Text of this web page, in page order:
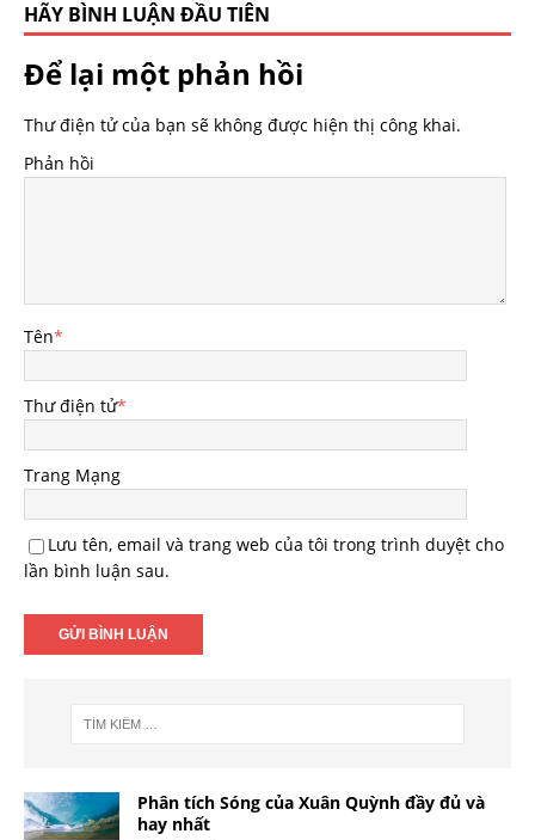
HÃY BÌNH LUẬN ĐẦU TIÊN
Để lại một phản hồi
Thư điện tử của bạn sẽ không được hiện thị công khai.
Phản hồi
Tên*
Thư điện tử*
Trang Mạng
Lưu tên, email và trang web của tôi trong trình duyệt cho
lần bình luận sau.
Phân tích Sóng của Xuân Quỳnh đầy đủ và
hay nhất